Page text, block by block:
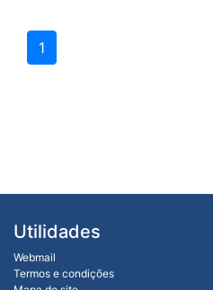
1
Utilidades
Webmail
Termos e condições